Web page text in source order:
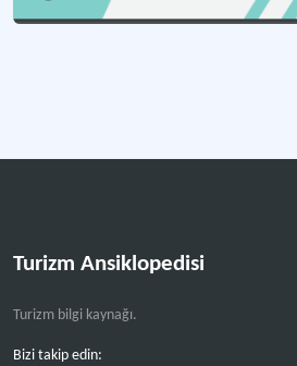
Turizm Ansiklopedisi
Turizm bilgi kaynağı.
Bizi takip edin: